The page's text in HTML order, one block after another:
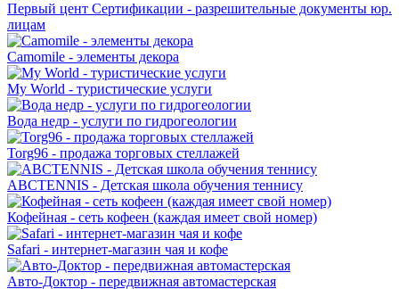
Первый цент Сертификации - разрешительные документы юр.
лицам
Camomile - элементы декора
My World - туристические услуги
Вода недр - услуги по гидрогеологии
Torg96 - продажа торговых стеллажей
ABCTENNIS - Детская школа обучения теннису
Кофейная - сеть кофеен (каждая имеет свой номер)
Safari - интернет-магазин чая и кофе
Авто-Доктор - передвижная автомастерская